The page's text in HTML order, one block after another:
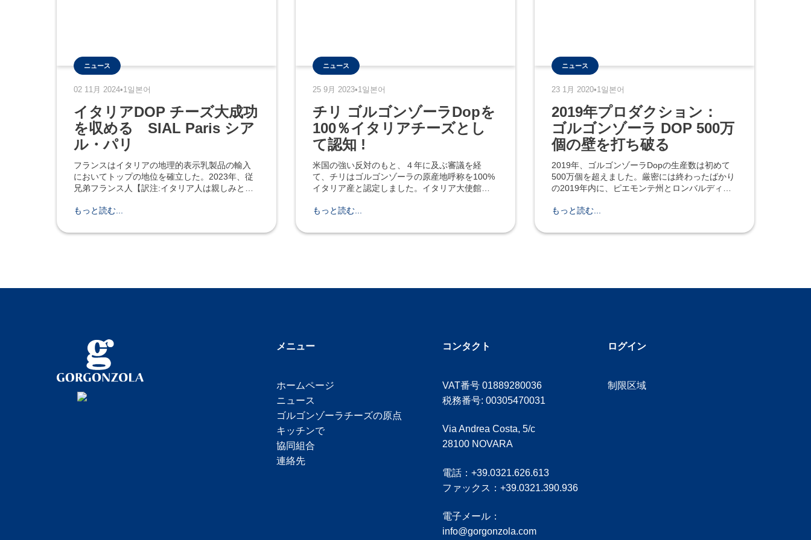
ニュース
02 11月 2024•1일본어
イタリアDOP チーズ大成功
を収める SIAL Paris シア
ル・パリ
フランスはイタリアの地理的表示乳製品の輸入
においてトップの地位を確立した。2023年、従
兄弟フランス人【訳注:イタリア人は親しみと皮
ぶことがある】は、およそ4億7000万ユーロに相
購入した。この量はイタリア乳製品全輸出量の
もっと読む...
ニュース
25 9月 2023•1일본어
チリ ゴルゴンゾーラDopを
100％イタリアチーズとし
て認知 !
米国の強い反対のもと、４年に及ぶ審議を経
て、チリはゴルゴンゾーラの原産地呼称を100%
イタリア産と認定しました。イタリア大使館は
した。国立産業所有権研究所（Inapi）のロレー
保護協会代理であるチリの弁護士（Villaseca
もっと読む...
ニュース
23 1月 2020•1일본어
2019年プロダクション：
ゴルゴンゾーラ DOP 500万
個の壁を打ち破る
2019年、ゴルゴンゾーラDopの生産数は初めて
500万個を超えました。厳密には終わったばかり
の2019年内に、ピエモンテ州とロンバルディア
業体が手を取り合い共同体制で5,025,785個を生
し、牛乳から作られるイタリアのブルーチーズ
もっと読む...
メニュー
ホームページ
ニュース
ゴルゴンゾーラチーズの原点
キッチンで
協同組合
連絡先
コンタクト
VAT番号 01889280036
税務番号: 00305470031
Via Andrea Costa, 5/c
28100 NOVARA
電話：+39.0321.626.613
ファックス：+39.0321.390.936
電子メール：
info@gorgonzola.com
ログイン
制限区域